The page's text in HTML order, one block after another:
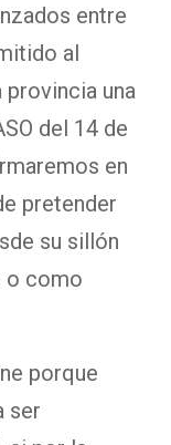
entre
al
una
del 14 de
en
pretender
su sillón
o como
porque
ser